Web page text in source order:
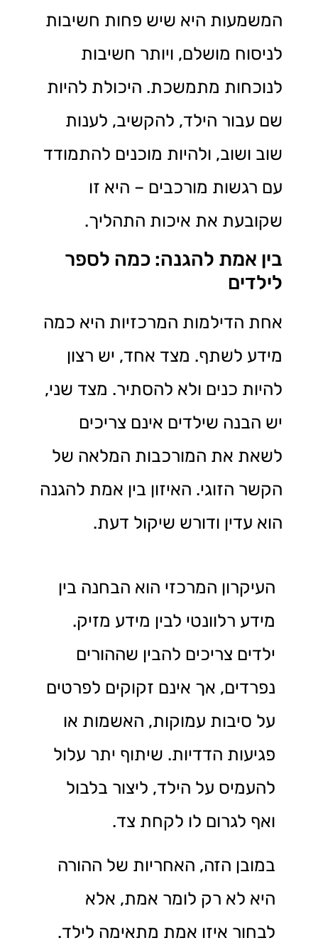
המשמעות היא שיש פחות חשיבות
לניסוח מושלם, ויותר חשיבות
לנוכחות מתמשכת. היכולת להיות
שם עבור הילד, להקשיב, לענות
שוב ושוב, ולהיות מוכנים להתמודד
עם רגשות מורכבים – היא זו
שקובעת את איכות התהליך.
בין אמת להגנה: כמה לספר
לילדים
אחת הדילמות המרכזיות היא כמה
מידע לשתף. מצד אחד, יש רצון
להיות כנים ולא להסתיר. מצד שני,
יש הבנה שילדים אינם צריכים
לשאת את המורכבות המלאה של
הקשר הזוגי. האיזון בין אמת להגנה
הוא עדין ודורש שיקול דעת.
העיקרון המרכזי הוא הבחנה בין
מידע רלוונטי לבין מידע מזיק.
ילדים צריכים להבין שההורים
נפרדים, אך אינם זקוקים לפרטים
על סיבות עמוקות, האשמות או
פגיעות הדדיות. שיתוף יתר עלול
להעמיס על הילד, ליצור בלבול
ואף לגרום לו לקחת צד.
במובן הזה, האחריות של ההורה
היא לא רק לומר אמת, אלא
לבחור איזו אמת מתאימה לילד.